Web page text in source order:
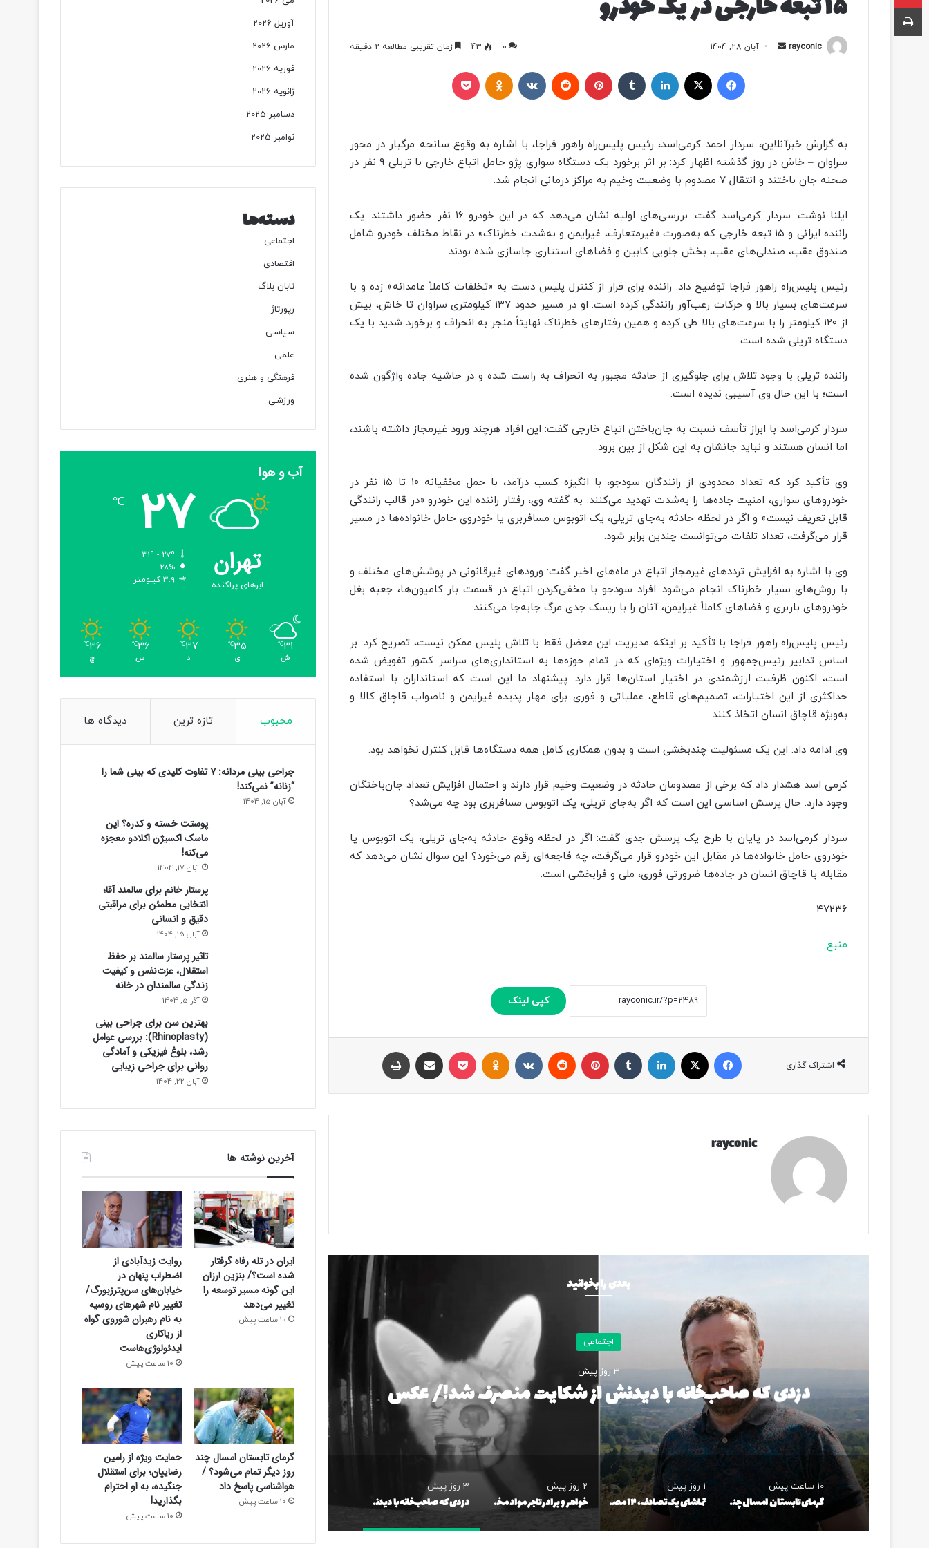
rayconic
ه
ا
ی
ی
ل
آبان 28, 1404 0
43 زمان تقریبی مطالعه 2 دقیقه
ایکس
به گزارش خبرآنلاین، سردار احمد کرمی‌اسد، رئیس پلیس‌راه راهور فراجا، با اشاره به وقوع سانحه مرگبار در محور
سراوان – خاش در روز گذشته اظهار کرد: بر اثر برخورد یک دستگاه سواری پژو حامل اتباع خارجی با تریلی ۹ نفر در
صحنه جان باختند و انتقال ۷ مصدوم با وضعیت وخیم به مراکز درمانی انجام شد.
ایلنا نوشت: سردار کرمی‌اسد گفت: بررسی‌های اولیه نشان می‌دهد که در این خودرو ۱۶ نفر حضور داشتند. یک
راننده ایرانی و ۱۵ تبعه خارجی که به‌صورت «غیرمتعارف، غیرایمن و به‌شدت خطرناک» در نقاط مختلف خودرو شامل
صندوق عقب، صندلی‌های عقب، بخش جلویی کابین و فضاهای استتاری جاسازی شده بودند.
رئیس پلیس‌راه راهور فراجا توضیح داد: راننده برای فرار از کنترل پلیس دست به «تخلفات کاملاً عامدانه» زده و با
سرعت‌های بسیار بالا و حرکات رعب‌آور رانندگی کرده است. او در مسیر حدود ۱۳۷ کیلومتری سراوان تا خاش، بیش
از ۱۲۰ کیلومتر را با سرعت‌های بالا طی کرده و همین رفتارهای خطرناک نهایتاً منجر به انحراف و برخورد شدید با یک
دستگاه تریلی شده است.
راننده تریلی با وجود تلاش برای جلوگیری از حادثه مجبور به انحراف به راست شده و در حاشیه جاده واژگون شده
است؛ با این حال وی آسیبی ندیده است.
سردار کرمی‌اسد با ابراز تأسف نسبت به جان‌باختن اتباع خارجی گفت: این افراد هرچند ورود غیرمجاز داشته باشند،
اما انسان هستند و نباید جانشان به این شکل از بین برود.
وی تأکید کرد که تعداد محدودی از رانندگان سودجو، با انگیزه کسب درآمد، با حمل مخفیانه ۱۰ تا ۱۵ نفر در
خودروهای سواری، امنیت جاده‌ها را به‌شدت تهدید می‌کنند. به گفته وی، رفتار راننده این خودرو «در قالب رانندگی
قابل تعریف نیست» و اگر در لحظه حادثه به‌جای تریلی، یک اتوبوس مسافربری یا خودروی حامل خانواده‌ها در مسیر
قرار می‌گرفت، تعداد تلفات می‌توانست چندین برابر شود.
وی با اشاره به افزایش ترددهای غیرمجاز اتباع در ماه‌های اخیر گفت: ورودهای غیرقانونی در پوشش‌های مختلف و
با روش‌های بسیار خطرناک انجام می‌شود. افراد سودجو با مخفی‌کردن اتباع در قسمت بار کامیون‌ها، جعبه بغل
خودروهای باربری و فضاهای کاملاً غیرایمن، آنان را با ریسک جدی مرگ جابه‌جا می‌کنند.
رئیس پلیس‌راه راهور فراجا با تأکید بر اینکه مدیریت این معضل فقط با تلاش پلیس ممکن نیست، تصریح کرد: بر
اساس تدابیر رئیس‌جمهور و اختیارات ویژه‌ای که در تمام حوزه‌ها به استانداری‌های سراسر کشور تفویض شده
است، اکنون ظرفیت ارزشمندی در اختیار استان‌ها قرار دارد. پیشنهاد ما این است که استانداران با استفاده
حداکثری از این اختیارات، تصمیم‌های قاطع، عملیاتی و فوری برای مهار پدیده غیرایمن و ناصواب قاچاق کالا و
به‌ویژه قاچاق انسان اتخاذ کنند.
وی ادامه داد: این یک مسئولیت چندبخشی است و بدون همکاری کامل همه دستگاه‌ها قابل کنترل نخواهد بود.
کرمی اسد هشدار داد که برخی از مصدومان حادثه در وضعیت وخیم قرار دارند و احتمال افزایش تعداد جان‌باختگان
وجود دارد. حال پرسش اساسی این است که اگر به‌جای تریلی، یک اتوبوس مسافربری بود چه می‌شد؟
سردار کرمی‌اسد در پایان با طرح یک پرسش جدی گفت: اگر در لحظه وقوع حادثه به‌جای تریلی، یک اتوبوس یا
خودروی حامل خانواده‌ها در مقابل این خودرو قرار می‌گرفت، چه فاجعه‌ای رقم می‌خورد؟ این سوال نشان می‌دهد که
مقابله با قاچاق انسان در جاده‌ها ضرورتی فوری، ملی و فرابخشی است.
۴۷۲۳۶
منبع
کپی لینک
اشتراک گذاری
ایکس
rayconic
بعدی را بخوانید
اجتماعی
3 روز پیش
دزدی که صاحب‌خانه با دیدنش از شکایت منصرف شد!/ عکس گرمای تابستان امسال چند روز دیگر
پاسخ داد
10 ساعت پیش
گرمای تابستان امسال چند روز دیگر تمام می‌شود؟ / هواشناسی پاسخ داد
1 روز پیش
تماشای یک تصادف، ۱۴ مصدوم روی دست گذاشت/ جزئیات حادثه عجیب یاسوج/ «تصادف ثانویه» چیست؟
2 روز پیش
خواهر و برادر تاجر مواد مخدر در تهران دستگیر شدند
3 روز پیش
دزدی که صاحب‌خانه با دیدنش از شکایت منصرف شد!/ عکس
آوریل 2026
مارس 2026
فوریه 2026
ژانویه 2026
دسامبر 2025
نوامبر 2025
دسته‌ها
اجتماعی
اقتصادی
تابان بلاگ
رپورتاژ
سیاسی
علمی
فرهنگی و هنری
ورزشی
آب و هوا
تهران
ابرهای پراکنده
27
℃
28%
3.9 کیلومتر
31
℃
ش
35
℃
ی
37
℃
د
36
℃
س
36
℃
چ
محبوب تازه ترین دیدگاه ها
جراحی بینی مردانه: ۷ تفاوت کلیدی که بینی شما را
“زنانه” نمی‌کند!
آبان 15, 1404
پوستت خسته و کدره؟ این
ماسک اکسیژن اکلادو معجزه
می‌کنه!
آبان 17, 1404
پرستار خانم برای سالمند آقا؛
انتخابی مطمئن برای مراقبتی
دقیق و انسانی
آبان 15, 1404
تاثیر پرستار سالمند بر حفظ
استقلال، عزت‌نفس و کیفیت
زندگی سالمندان در خانه
آذر 5, 1404
بهترین سن برای جراحی بینی
(Rhinoplasty): بررسی عوامل
رشد، بلوغ فیزیکی و آمادگی
روانی برای جراحی زیبایی
آبان 22, 1404
آخرین نوشته ها
ایران در تله رفاه گرفتار
شده است؟/ بنزین ارزان
این گونه مسیر توسعه را
تغییر می‌دهد
10 ساعت پیش
روایت زیدآبادی از
اضطراب پنهان در
خیابان‌های سن‌پترزبورگ/
تغییر نام شهرهای روسیه
به نام رهبران شوروی گواه
از ریاکاری
ایدئولوژی‌هاست
10 ساعت پیش
گرمای تابستان امسال چند
روز دیگر تمام می‌شود؟ /
هواشناسی پاسخ داد
10 ساعت پیش
حمایت ویژه از رامین
رضاییان؛ برای استقلال
جنگیده، به او احترام
بگذارید!
10 ساعت پیش